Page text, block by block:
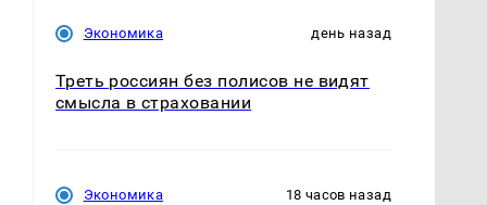
Экономика день назад
Треть россиян без полисов не видят
смысла в страховании
Экономика 18 часов назад